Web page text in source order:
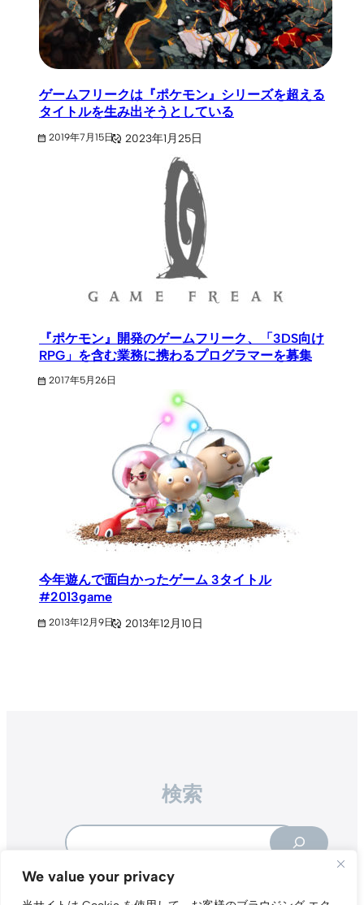
We value your privacy
ゲームフリークは『ポケモン』シリーズを超える
タイトルを生み出そうとしている
2019年7月15日 2023年1月25日
『ポケモン』開発のゲームフリーク、「3DS向け
RPG」を含む業務に携わるプログラマーを募集
2017年5月26日
今年遊んで面白かったゲーム 3タイトル
#2013game
2013年12月9日 2013年12月10日
検索